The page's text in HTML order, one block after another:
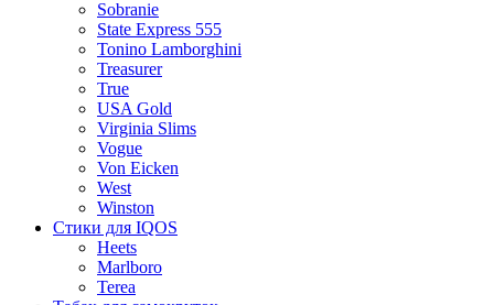
Sobranie
State Express 555
Tonino Lamborghini
Treasurer
True
USA Gold
Virginia Slims
Vogue
Von Eicken
West
Winston
Стики для IQOS
Heets
Marlboro
Terea